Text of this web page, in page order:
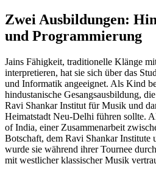
Zwei Ausbildungen:
und Programmierung
Jains Fähigkeit, traditionelle Klänge
interpretieren, hat sie sich über das
und Informatik angeeignet. Als Kind
hindustanische Gesangsausbildung,
Ravi Shankar Institut für Musik und
Heimatstadt Neu-Delhi führen sollte.
of India, einer Zusammenarbeit
Botschaft, dem Ravi Shankar Institute
wurde sie während ihrer Tournee
mit westlicher klassischer Musik